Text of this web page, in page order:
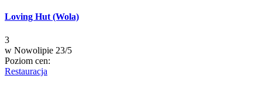
Loving Hut (Wola)
3
w Nowolipie 23/5
Poziom cen:
Restauracja